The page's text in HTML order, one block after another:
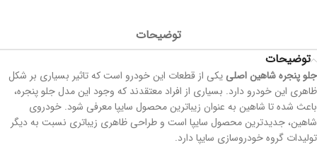
توضیحات
توضیحات
جلو پنجره شاهین اصلی یکی از قطعات این خودرو است که تاثیر بسیاری بر شکل
ظاهری این خودرو دارد. بسیاری از افراد معتقدند که وجود این مدل جلو پنجره،
باعث شده تا شاهین به عنوان زیباترین محصول سایپا معرفی شود. خودروی
شاهین، جدیدترین محصول سایپا است و طراحی ظاهری زیباتری نسبت به دیگر
تولیدات گروه خودروسازی سایپا دارد.